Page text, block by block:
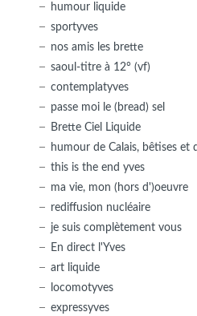
humour liquide
sportyves
nos amis les brette
saoul-titre à 12° (vf)
contemplatyves
passe moi le (bread) sel
Brette Ciel Liquide
humour de Calais, bêtises et
this is the end yves
ma vie, mon (hors d')oeuvre
rediffusion nucléaire
je suis complètement vous
En direct l'Yves
art liquide
locomotyves
expressyves